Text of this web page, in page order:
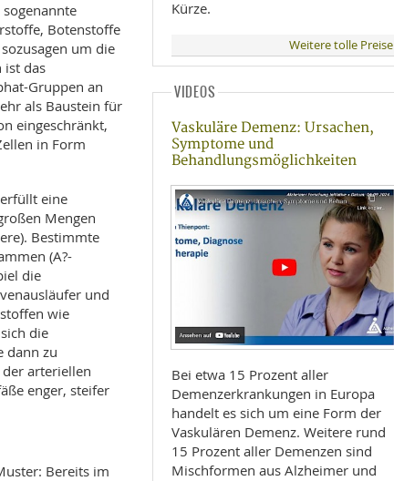
Botenstoffe
um die
ist das
Gruppen an
als Baustein für
eingeschränkt,
in Form
eine
Mengen
Bestimmte
(A?-
die
und
wie
die
dann zu
arteriellen
enger, steifer
Bereits im
Kürze.
Weitere tolle Preise
VIDEOS
Vaskuläre Demenz: Ursachen,
Symptome und
Behandlungsmöglichkeiten
Bei etwa 15 Prozent aller
Demenzerkrankungen in Europa
handelt es sich um eine Form der
Vaskulären Demenz. Weitere rund
15 Prozent aller Demenzen sind
Mischformen aus Alzheimer und